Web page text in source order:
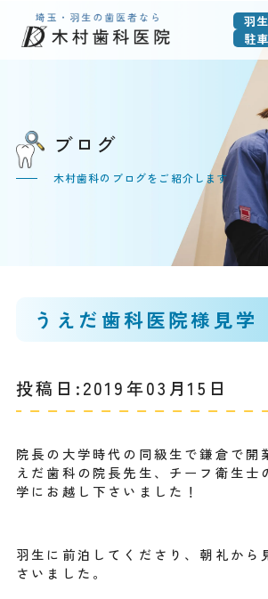
羽
駐
ブログ
木村歯科のブログをご紹介します
うえだ歯科医院様見学
投稿日:2019年03月15日
院長の大学時代の同級生で鎌倉で開
えだ歯科の院長先生、チーフ衛生士
学にお越し下さいました！
羽生に前泊してくださり、朝礼から
さいました。